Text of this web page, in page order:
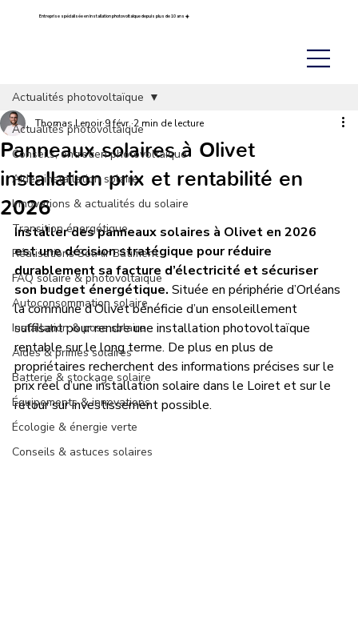
Entreprise spécialisée en installation photovoltaïque depuis plus de 10 ans ☀️
Actualités photovoltaïque
Conseils, entretien photovoltaïque
Aides installation solaire
Innovations & actualités du solaire
Transition énergétique
Réalisations Sol’Air Bâtiment
FAQ solaire & photovoltaïque
Autoconsommation solaire
Installation & pose solaire
Aides & primes solaires
Batterie & stockage solaire
Équipements & innovations
Écologie & énergie verte
Conseils & astuces solaires
Actualités photovoltaïque
Panneaux solaires à Olivet
installation prix et rentabilité en
2026
Thomas Lenoir 9 févr. 2 min de lecture
Installer des panneaux solaires à Olivet en 2026
est une décision stratégique pour réduire
durablement sa facture d’électricité et sécuriser
son budget énergétique. Située en périphérie d’Orléans
la commune d’Olivet bénéficie d’un ensoleillement
suffisant pour rendre une installation photovoltaïque
rentable sur le long terme. De plus en plus de
propriétaires recherchent des informations précises sur le
prix réel d’une installation solaire dans le Loiret et sur le
retour sur investissement possible.